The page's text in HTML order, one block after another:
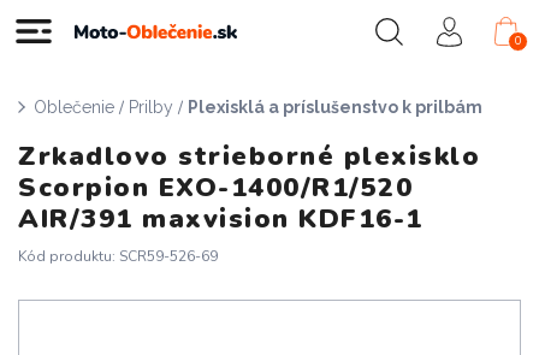
0
Oblečenie / Prilby / Plexisklá a príslušenstvo k prilbám
Zrkadlovo strieborné plexisklo
Scorpion EXO-1400/R1/520
AIR/391 maxvision KDF16-1
Kód produktu: SCR59-526-69